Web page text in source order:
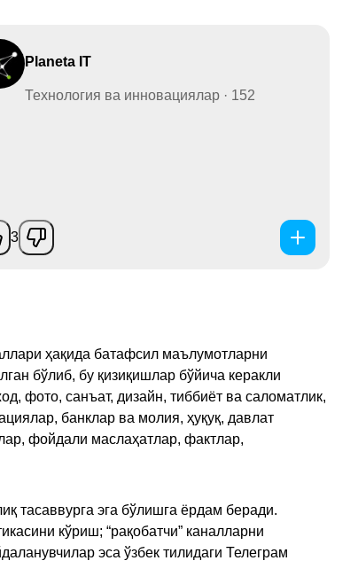
Planeta IT
Технология ва инновациялар · 152
3
ҳақида батафсил маълумотларни
бўлиб, бу қизиқишлар бўйича керакли
фото, санъат, дизайн, тиббиёт ва саломатлик,
банклар ва молия, ҳуқуқ, давлат
фойдали маслаҳатлар, фактлар,
тасаввурга эга бўлишга ёрдам беради.
кўриш; “рақобатчи” каналларни
эса ўзбек тилидаги Телеграм